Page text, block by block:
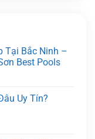
Tại Bắc Ninh –
Best Pools
Uy Tín?